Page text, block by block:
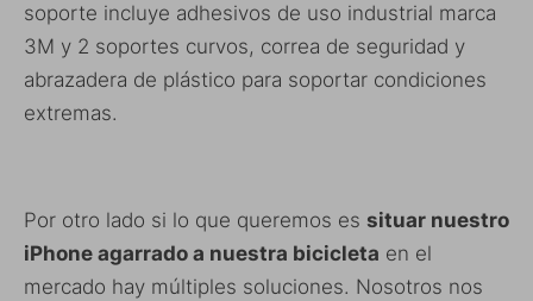
soporte incluye adhesivos de uso industrial marca
3M y 2 soportes curvos, correa de seguridad y
abrazadera de plástico para soportar condiciones
extremas.
Por otro lado si lo que queremos es situar nuestro
iPhone agarrado a nuestra bicicleta en el
mercado hay múltiples soluciones. Nosotros nos